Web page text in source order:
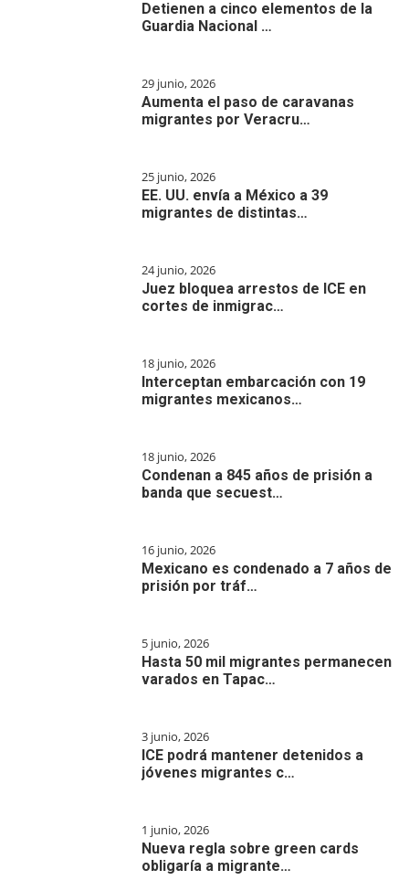
Detienen a cinco elementos de la
Guardia Nacional …
29 junio, 2026
Aumenta el paso de caravanas
migrantes por Veracru…
25 junio, 2026
EE. UU. envía a México a 39
migrantes de distintas…
24 junio, 2026
Juez bloquea arrestos de ICE en
cortes de inmigrac…
18 junio, 2026
Interceptan embarcación con 19
migrantes mexicanos…
18 junio, 2026
Condenan a 845 años de prisión a
banda que secuest…
16 junio, 2026
Mexicano es condenado a 7 años de
prisión por tráf…
5 junio, 2026
Hasta 50 mil migrantes permanecen
varados en Tapac…
3 junio, 2026
ICE podrá mantener detenidos a
jóvenes migrantes c…
1 junio, 2026
Nueva regla sobre green cards
obligaría a migrante…